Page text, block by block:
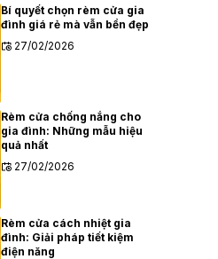
Bí quyết chọn rèm cửa gia
đình giá rẻ mà vẫn bền đẹp
27/02/2026
Rèm cửa chống nắng cho
gia đình: Những mẫu hiệu
quả nhất
27/02/2026
Rèm cửa cách nhiệt gia
đình: Giải pháp tiết kiệm
điện năng